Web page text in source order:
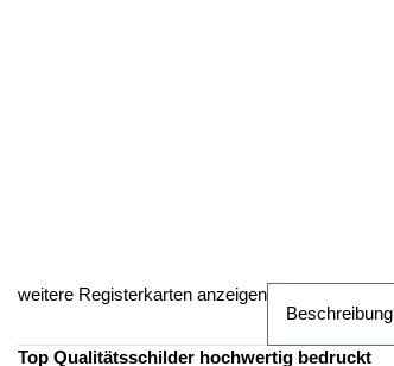
weitere Registerkarten anzeigen
Beschreibung
Top Qualitätsschilder hochwertig bedruckt